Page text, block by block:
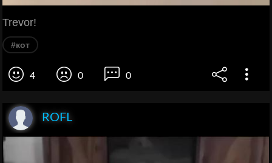
Trevor!
#кот
4 0 0
ROFL